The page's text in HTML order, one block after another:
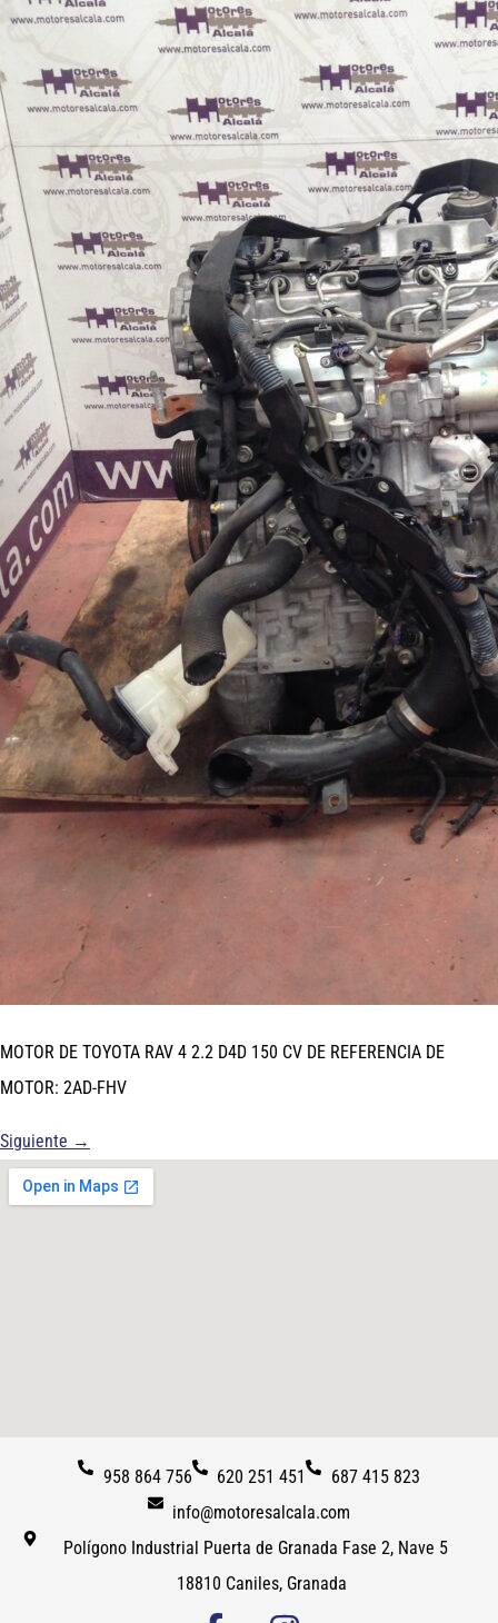
MOTOR DE TOYOTA RAV 4 2.2 D4D 150 CV DE REFERENCIA DE
MOTOR: 2AD-FHV
Siguiente →
958 864 756 620 251 451
687 415 823
info@motoresalcala.com
Polígono Industrial Puerta de Granada Fase 2, Nave 5
18810 Caniles, Granada